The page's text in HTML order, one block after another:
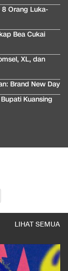
8 Orang Luka-
Bea Cukai
XL, dan
Brand New Day
Kuansing
LIHAT SEMUA